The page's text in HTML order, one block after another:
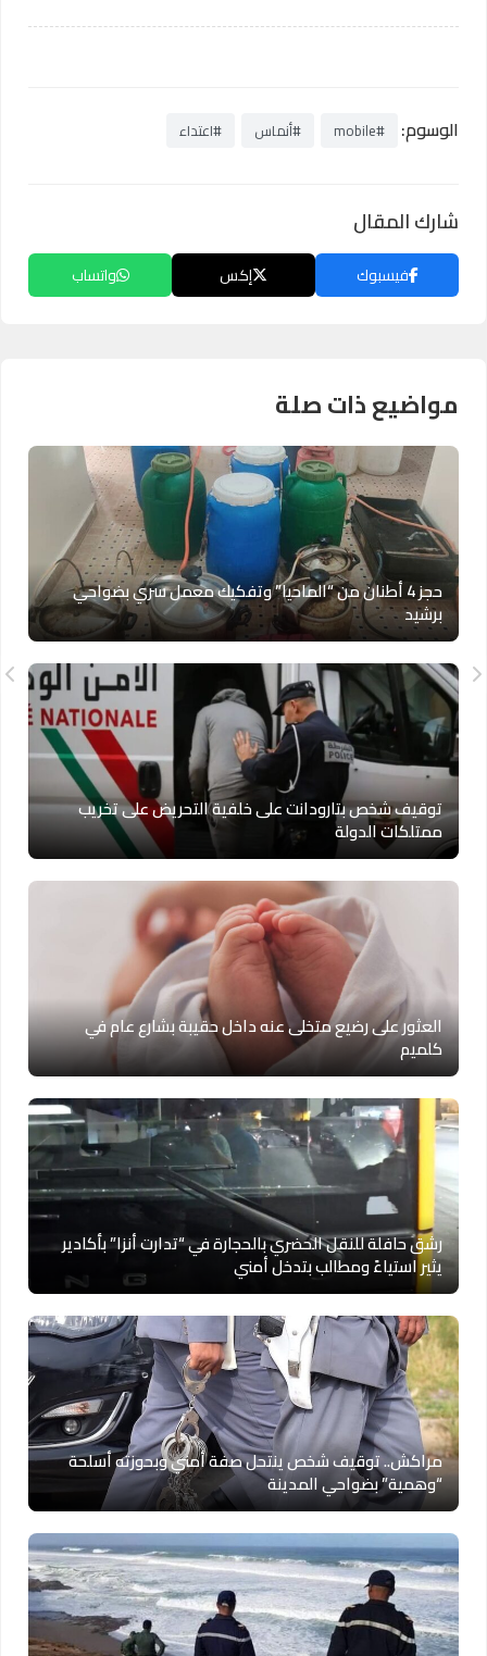
الوسوم: #mobile #أنماس #اعتداء
شارك المقال
فيسبوك إكس واتساب
مواضيع ذات صلة
حجز 4 أطنان من “الماحيا” وتفكيك معمل سري بضواحي
برشيد
توقيف شخص بتارودانت على خلفية التحريض على تخريب
ممتلكات الدولة
العثور على رضيع متخلى عنه داخل حقيبة بشارع عام في
كلميم
رشق حافلة للنقل الحضري بالحجارة في “تدارت أنزا” بأكادير
يثير استياءً ومطالب بتدخل أمني
مراكش.. توقيف شخص ينتحل صفة أمني وبحوزته أسلحة
“وهمية” بضواحي المدينة